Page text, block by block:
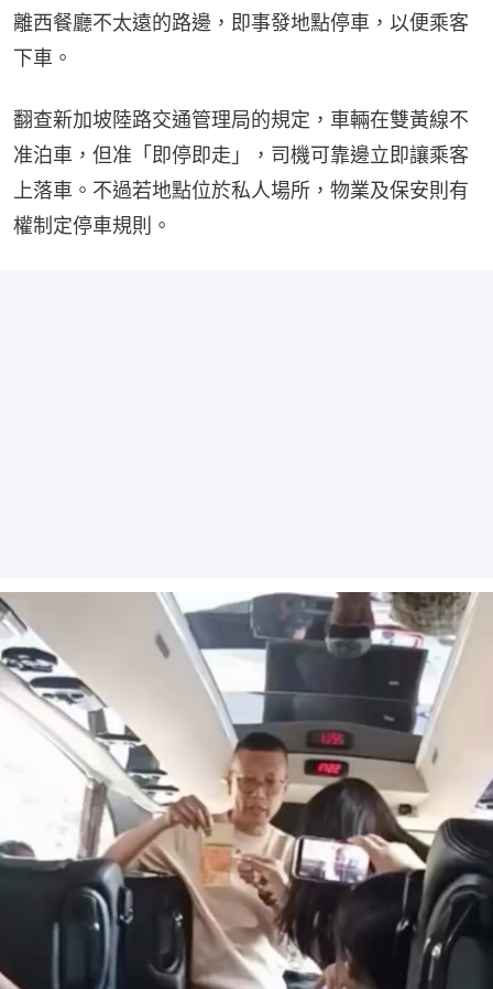
離西餐廳不太遠的路邊，即事發地點停車，以便乘客
下車。
翻查新加坡陸路交通管理局的規定，車輛在雙黃線不
准泊車，但准「即停即走」，司機可靠邊立即讓乘客
上落車。不過若地點位於私人場所，物業及保安則有
權制定停車規則。